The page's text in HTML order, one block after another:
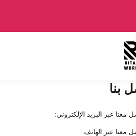
بنا
معنا عبر البريد الإلكتروني:
معنا عبر الهاتف: